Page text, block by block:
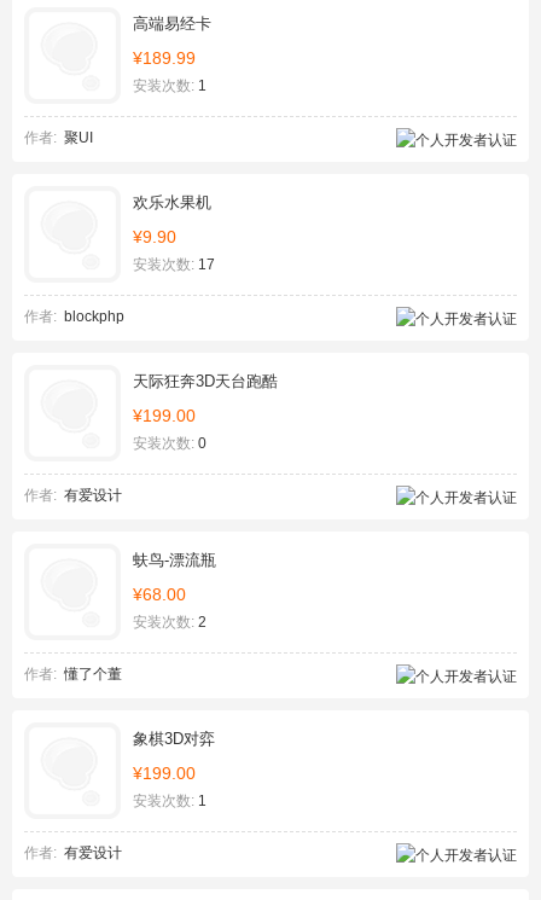
高端易经卡
¥189.99
安装次数: 1
作者: 聚UI
欢乐水果机
¥9.90
安装次数: 17
作者: blockphp
天际狂奔3D天台跑酷
¥199.00
安装次数: 0
作者: 有爱设计
蚨鸟-漂流瓶
¥68.00
安装次数: 2
作者: 懂了个董
象棋3D对弈
¥199.00
安装次数: 1
作者: 有爱设计